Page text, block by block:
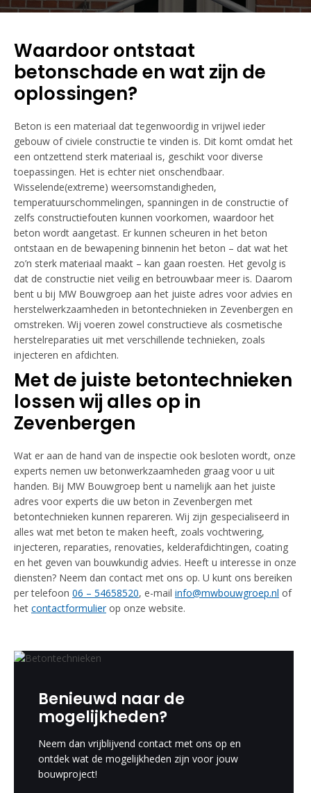
Waardoor ontstaat
betonschade en wat zijn de
oplossingen?
Beton is een materiaal dat tegenwoordig in vrijwel ieder
gebouw of civiele constructie te vinden is. Dit komt omdat het
een ontzettend sterk materiaal is, geschikt voor diverse
toepassingen. Het is echter niet onschendbaar.
Wisselende(extreme) weersomstandigheden,
temperatuurschommelingen, spanningen in de constructie of
zelfs constructiefouten kunnen voorkomen, waardoor het
beton wordt aangetast. Er kunnen scheuren in het beton
ontstaan en de bewapening binnenin het beton – dat wat het
zo’n sterk materiaal maakt – kan gaan roesten. Het gevolg is
dat de constructie niet veilig en betrouwbaar meer is. Daarom
bent u bij MW Bouwgroep aan het juiste adres voor advies en
herstelwerkzaamheden in betontechnieken in Zevenbergen en
omstreken. Wij voeren zowel constructieve als cosmetische
herstelreparaties uit met verschillende technieken, zoals
injecteren en afdichten.
Met de juiste betontechnieken
lossen wij alles op in
Zevenbergen
Wat er aan de hand van de inspectie ook besloten wordt, onze
experts nemen uw betonwerkzaamheden graag voor u uit
handen. Bij MW Bouwgroep bent u namelijk aan het juiste
adres voor experts die uw beton in Zevenbergen met
betontechnieken kunnen repareren. Wij zijn gespecialiseerd in
alles wat met beton te maken heeft, zoals vochtwering,
injecteren, reparaties, renovaties, kelderafdichtingen, coating
en het geven van bouwkundig advies. Heeft u interesse in onze
diensten? Neem dan contact met ons op. U kunt ons bereiken
per telefoon 06 – 54658520, e-mail info@mwbouwgroep.nl of
het contactformulierop onze website.
Benieuwd naar de
mogelijkheden?
Neem dan vrijblijvend contact met ons op en
ontdek wat de mogelijkheden zijn voor jouw
bouwproject!